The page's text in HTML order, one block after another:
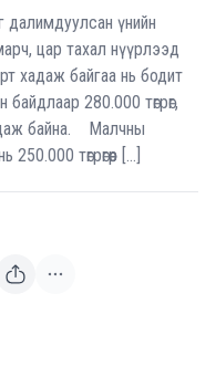
далимдуулсан үнийн
цар тахал нүүрлээд
хадаж байгаа нь бодит
280.000 төгрөг,
байна. Малчны
төгрөгөөр […]